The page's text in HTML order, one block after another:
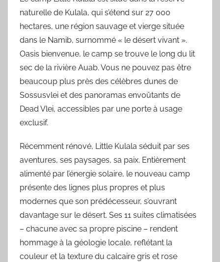
naturelle de Kulala, qui s’étend sur 27 000
hectares, une région sauvage et vierge située
dans le Namib, surnommé « le désert vivant ».
Oasis bienvenue, le camp se trouve le long du lit
sec de la rivière Auab. Vous ne pouvez pas être
beaucoup plus près des célèbres dunes de
Sossusvlei et des panoramas envoûtants de
Dead Vlei, accessibles par une porte à usage
exclusif.
Récemment rénové, Little Kulala séduit par ses
aventures, ses paysages, sa paix. Entièrement
alimenté par l’énergie solaire, le nouveau camp
présente des lignes plus propres et plus
modernes que son prédécesseur, s’ouvrant
davantage sur le désert. Ses 11 suites climatisées
– chacune avec sa propre piscine – rendent
hommage à la géologie locale, reflétant la
couleur et la texture du calcaire gris et rose